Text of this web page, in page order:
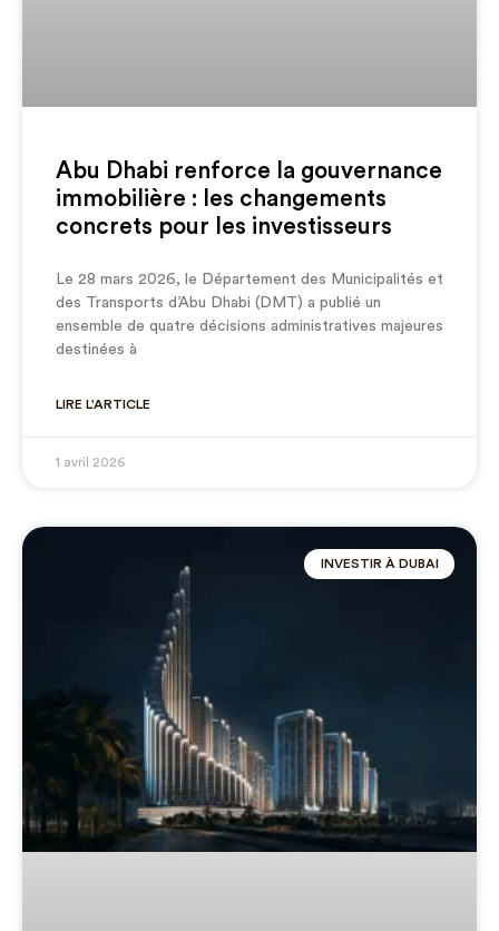
Abu Dhabi renforce la gouvernance
immobilière : les changements
concrets pour les investisseurs
Le 28 mars 2026, le Département des Municipalités et
des Transports d’Abu Dhabi (DMT) a publié un
ensemble de quatre décisions administratives majeures
destinées à
LIRE L'ARTICLE
1 avril 2026
INVESTIR À DUBAI